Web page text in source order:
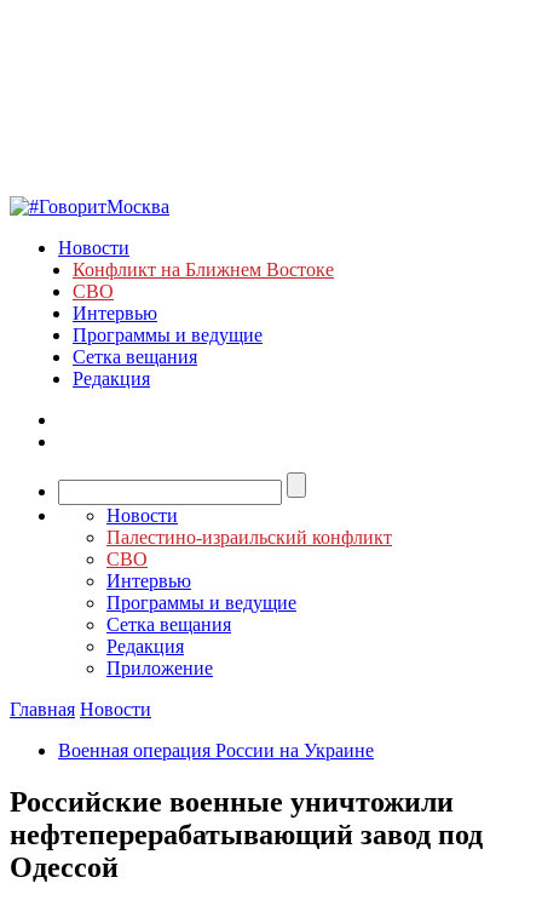
Новости
Конфликт на Ближнем Востоке
СВО
Интервью
Программы и ведущие
Сетка вещания
Редакция
Новости
Палестино-израильский конфликт
СВО
Интервью
Программы и ведущие
Сетка вещания
Редакция
Приложение
Главная Новости
Военная операция России на Украине
Российские военные уничтожили
нефтеперерабатывающий завод под
Одессой